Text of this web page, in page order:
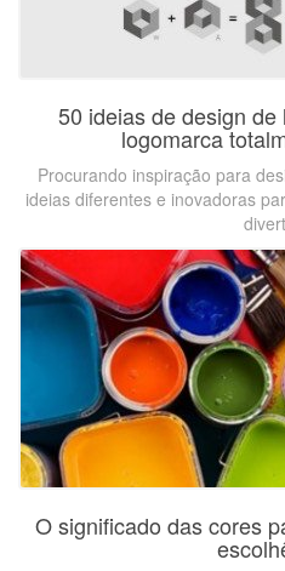
50 ideias de design
logomarca
Procurando inspiração para
ideias diferentes e inovadoras
O significado das cores